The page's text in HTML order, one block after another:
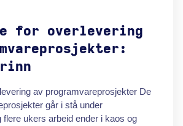
for overlevering
av programvareprosjekter De
går i stå under
flere ukers arbeid ender i kaos og